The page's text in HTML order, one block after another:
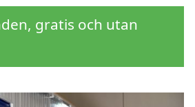
gratis och utan